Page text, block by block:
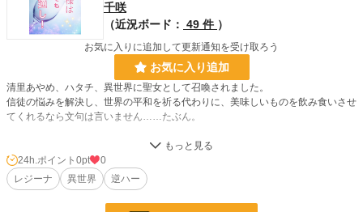
千咲
（近況ボード： 49 件 ）
お気に入りに追加して更新通知を受け取ろう
お気に入り追加
清里あやめ、ハタチ、異世界に聖女として召喚されました。
信徒の悩みを解決し、世界の平和を祈る代わりに、美味しいものを飲み食いさせ
てくれるなら文句は言いません……たぶん。
図太い聖女（様）と、それに振り回される信徒の皆様の話。お仕事ラブコメデ
ィ。
堅物な騎士とか腹黒な魔術師とかネガティブな王子様とかが出てきます。三角関
係予定。
24h.ポイント 0pt
0
レジーナ
異世界 逆ハー